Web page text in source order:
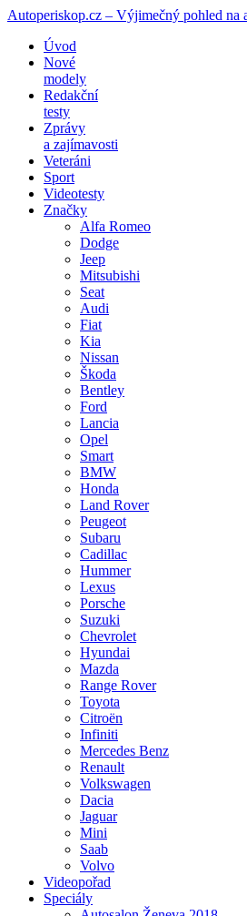
Autoperiskop.cz – Výjimečný pohled na
Přejít
obsahu
webu
Úvod
Nové
modely
Redakční
testy
Zprávy
a zajímavosti
Veteráni
Sport
Videotesty
Značky
Alfa Romeo
Dodge
Jeep
Mitsubishi
Seat
Audi
Fiat
Kia
Nissan
Škoda
Bentley
Ford
Lancia
Opel
Smart
BMW
Honda
Land Rover
Peugeot
Subaru
Cadillac
Hummer
Lexus
Porsche
Suzuki
Chevrolet
Hyundai
Mazda
Range Rover
Toyota
Citroën
Infiniti
Mercedes Benz
Renault
Volkswagen
Dacia
Jaguar
Mini
Saab
Volvo
Videopořad
Speciály